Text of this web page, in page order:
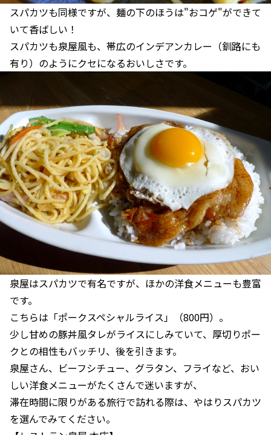
スパカツも同様ですが、麺の下のほうは"おコゲ"ができて
いて香ばしい！
スパカツも泉屋風も、帯広のインデアンカレー（釧路にも
有り）のようにクセになるおいしさです。
泉屋はスパカツで有名ですが、ほかの洋食メニューも豊富
です。
こちらは「ポークスペシャルライス」（800円）。
少し甘めの豚丼風タレがライスにしみていて、厚切りポー
クとの相性もバッチリ、後を引きます。
泉屋さん、ビーフシチュー、グラタン、フライなど、おい
しい洋食メニューがたくさんで迷いますが、
滞在時間に限りがある旅行で訪れる際は、やはりスパカツ
を選んでみてください。